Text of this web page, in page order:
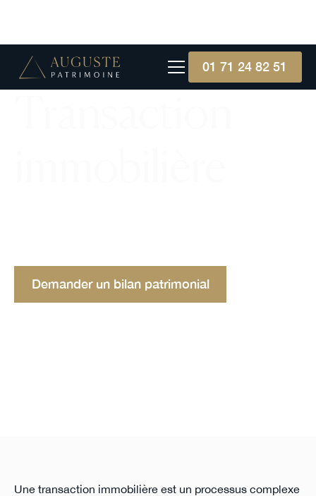
01 71 24 82 51
Demander un bilan patrimonial
Une transaction immobilière est un processus complexe